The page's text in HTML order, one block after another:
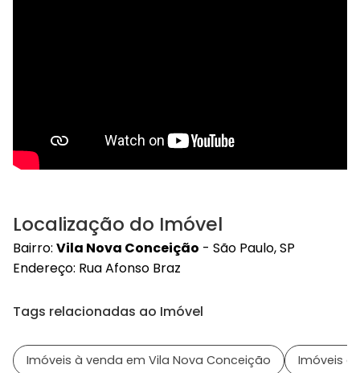
Localização do Imóvel
Bairro: Vila Nova Conceição - São Paulo, SP
Endereço: Rua Afonso Braz
Tags relacionadas ao Imóvel
Imóveis à venda em Vila Nova Conceição
Imóveis